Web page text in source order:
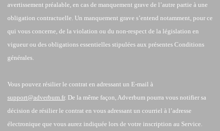
avertissement préalable, en cas de manquement grave de l’autre partie à une
obligation contractuelle. Un manquement grave s’entend notamment, pour ce
qui vous concerne, de la violation ou du non-respect de la législation en
vigueur ou des obligations essentielles stipulées aux présentes Conditions
générales.
Vous pouvez résilier le contrat en adressant un E-mail à
support@adverbum.fr. De la même façon, Adverbum pourra vous notifier sa
décision de résilier le contrat en vous adressant un courriel à l’adresse
électronique que vous aurez indiquée lors de votre inscription au Service.